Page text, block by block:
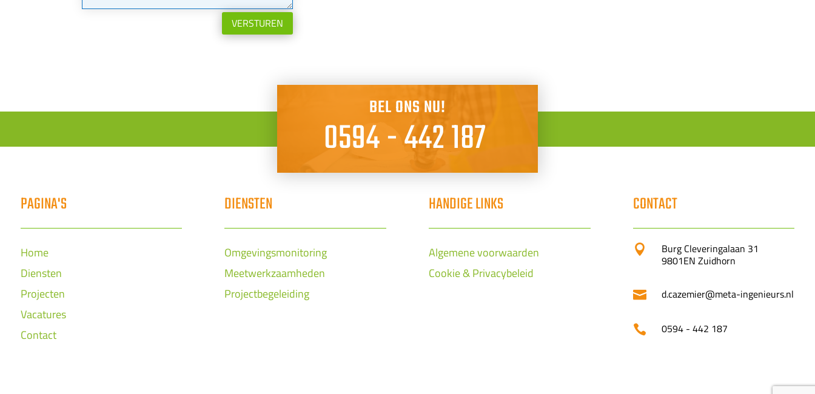
VERSTUREN
BEL ONS NU!
0594 - 442 187
PAGINA'S
Home
Diensten
Projecten
Vacatures
Contact
DIENSTEN
Omgevingsmonitoring
Meetwerkzaamheden
Projectbegeleiding
HANDIGE LINKS
Algemene voorwaarden
Cookie & Privacybeleid
CONTACT

Burg Cleveringalaan 31
9801EN Zuidhorn
 d.cazemier@meta-ingenieurs.nl
 0594 - 442 187